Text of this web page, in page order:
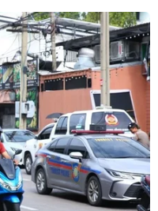
UAVS Hackatrix 2021.
thi phát triển ý
2021 đã diễn
chúng 5 đề án